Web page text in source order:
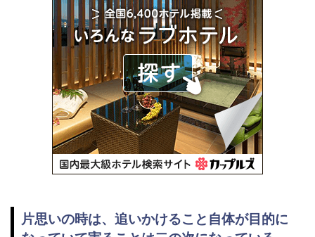
片思いの時は、追いかけること自体が目的に